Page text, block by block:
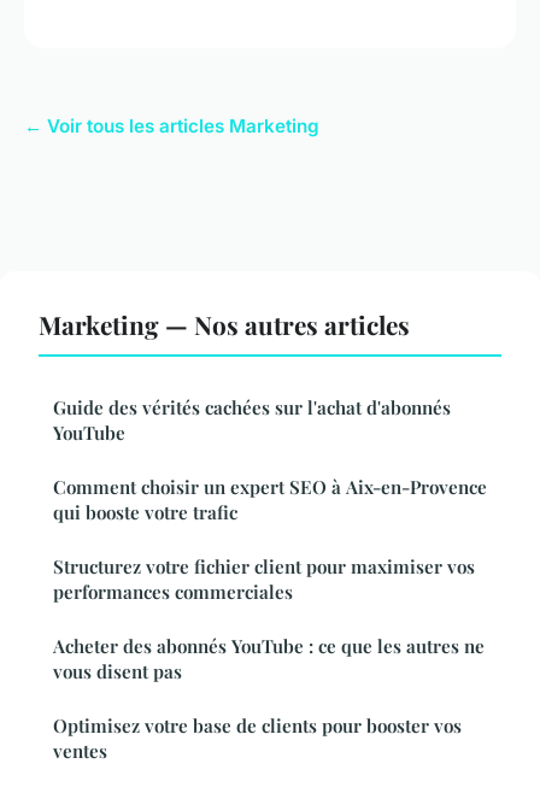
← Voir tous les articles Marketing
Marketing — Nos autres articles
Guide des vérités cachées sur l'achat d'abonnés
YouTube
Comment choisir un expert SEO à Aix-en-Provence
qui booste votre trafic
Structurez votre fichier client pour maximiser vos
performances commerciales
Acheter des abonnés YouTube : ce que les autres ne
vous disent pas
Optimisez votre base de clients pour booster vos
ventes